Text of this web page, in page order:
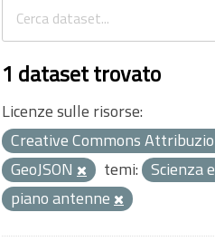
1 dataset trovato
Licenze sulle risorse:
Creative Commons
GeoJSON
temi: Scienza
piano antenne